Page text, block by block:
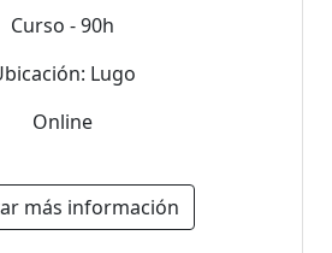
Curso - 90h
Lugo
Online
más información